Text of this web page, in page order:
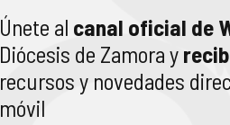
Únete al canal oficial de
Diócesis de Zamora y
recursos y novedades
móvil